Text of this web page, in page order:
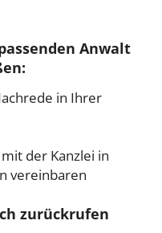
Anwalt
in Ihrer
der Kanzlei in
vereinbaren
zurückrufen